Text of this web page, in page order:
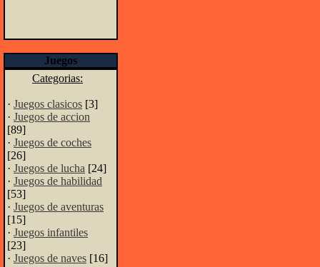
Juegos
Categorias:
· Juegos clasicos [3]
· Juegos de accion
[89]
· Juegos de coches
[26]
· Juegos de lucha [24]
· Juegos de habilidad
[53]
· Juegos de aventuras
[15]
· Juegos infantiles
[23]
· Juegos de naves [16]